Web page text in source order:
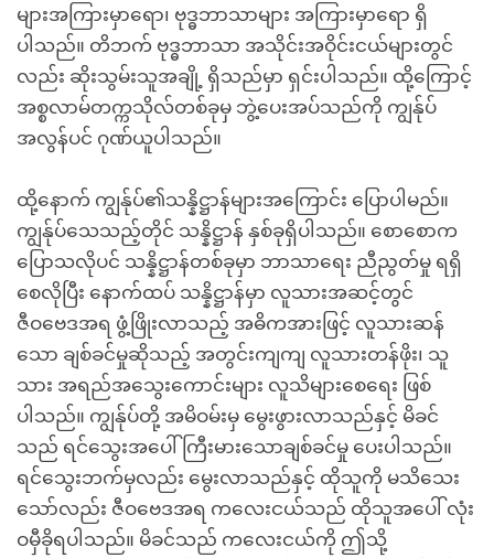
များအကြားမှာရော၊ ဗုဒ္ဓဘာသာများ အကြားမှာရော ရှိ
ပါသည်။ တိဘက် ဗုဒ္ဓဘာသာ အသိုင်းအဝိုင်းငယ်များတွင်
လည်း ဆိုးသွမ်းသူအချို့ ရှိသည်မှာ ရှင်းပါသည်။ ထို့ကြောင့်
အစ္စလာမ်တက္ကသိုလ်တစ်ခုမှ ဘွဲ့ပေးအပ်သည်ကို ကျွန်ုပ်
အလွန်ပင် ဂုဏ်ယူပါသည်။
ထို့နောက် ကျွန်ုပ်၏သန္နိဋ္ဌာန်များအကြောင်း ပြောပါမည်။
ကျွန်ုပ်သေသည့်တိုင် သန္နိဋ္ဌာန် နှစ်ခုရှိပါသည်။ စောစောက
ပြောသလိုပင် သန္နိဋ္ဌာန်တစ်ခုမှာ ဘာသာရေး ညီညွတ်မှု ရရှိ
စေလိုပြီး နောက်ထပ် သန္နိဋ္ဌာန်မှာ လူသားအဆင့်တွင်
ဇီဝဗေဒအရ ဖွံ့ဖြိုးလာသည့် အဓိကအားဖြင့် လူသားဆန်
သော ချစ်ခင်မှုဆိုသည့် အတွင်းကျကျ လူသားတန်ဖိုး၊ သူ
သား အရည်အသွေးကောင်းများ လူသိများစေရေး ဖြစ်
ပါသည်။ ကျွန်ုပ်တို့ အမိဝမ်းမှ မွေးဖွားလာသည်နှင့် မိခင်
သည် ရင်သွေးအပေါ် ကြီးမားသောချစ်ခင်မှု ပေးပါသည်။
ရင်သွေးဘက်မှလည်း မွေးလာသည်နှင့် ထိုသူကို မသိသေး
သော်လည်း ဇီဝဗေဒအရ ကလေးငယ်သည် ထိုသူအပေါ် လုံး
ဝမှီခိုရပါသည်။ မိခင်သည် ကလေးငယ်ကို ဤသို့